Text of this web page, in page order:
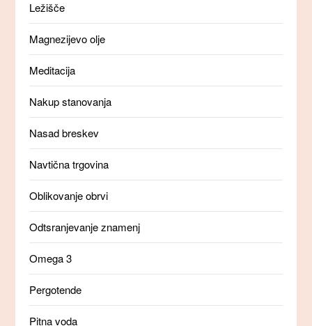
Ležišče
Magnezijevo olje
Meditacija
Nakup stanovanja
Nasad breskev
Navtična trgovina
Oblikovanje obrvi
Odtsranjevanje znamenj
Omega 3
Pergotende
Pitna voda